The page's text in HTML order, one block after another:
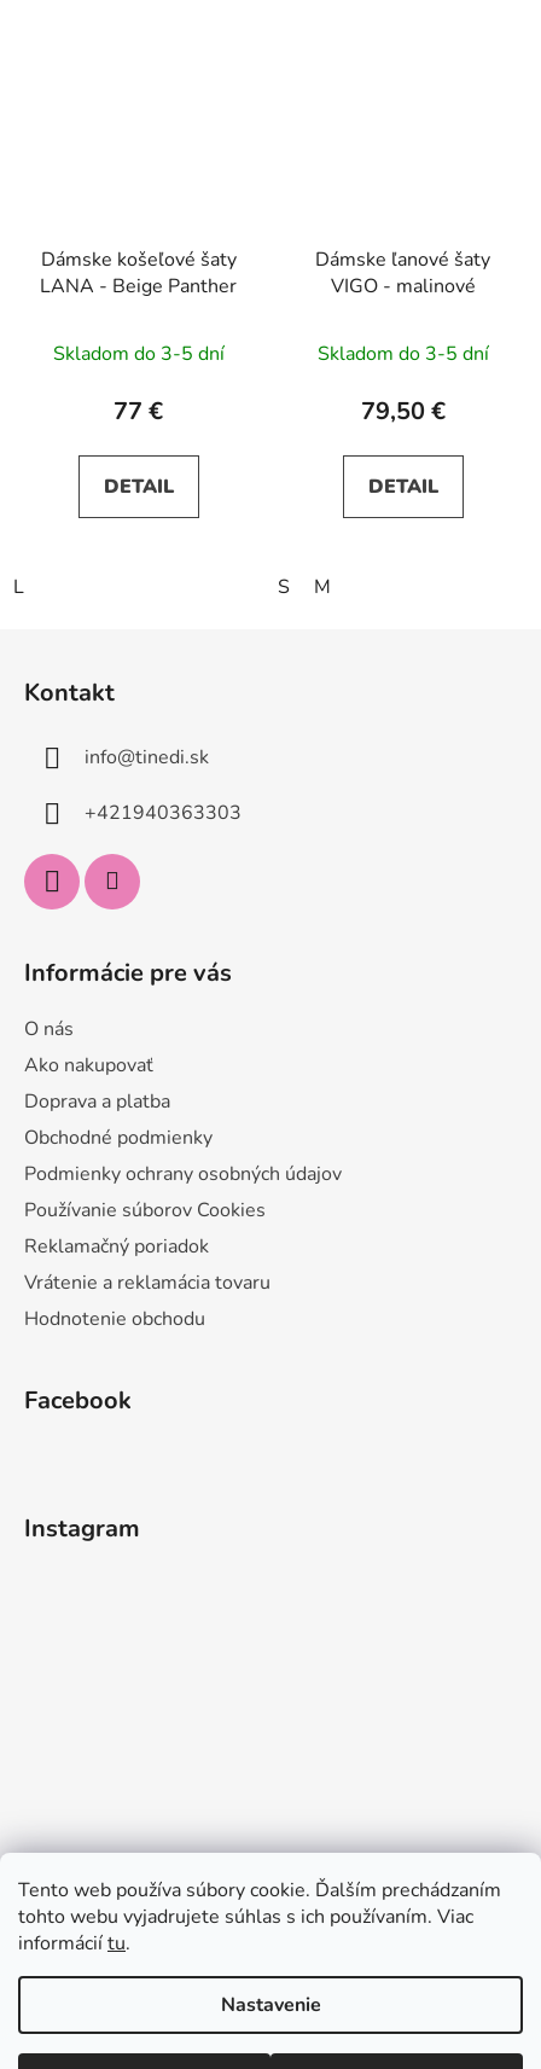
Tento web používa súbory cookie. Ďalším prechádzaním
tohto webu vyjadrujete súhlas s ich používaním. Viac
informáciítu.
Nastavenie
Dámske košeľové šaty
LANA - Beige Panther
Skladom do 3-5 dní
77 €
DETAIL
L
Dámske ľanové šaty
VIGO - malinové
Skladom do 3-5 dní
79,50 €
DETAIL
S M
Kontakt
info@tinedi.sk
+421940363303
Informácie pre vás
O nás
Ako nakupovať
Doprava a platba
Obchodné podmienky
Podmienky ochrany osobných údajov
Používanie súborov Cookies
Reklamačný poriadok
Vrátenie a reklamácia tovaru
Hodnotenie obchodu
Facebook
Instagram
Vytvoril Shoptet